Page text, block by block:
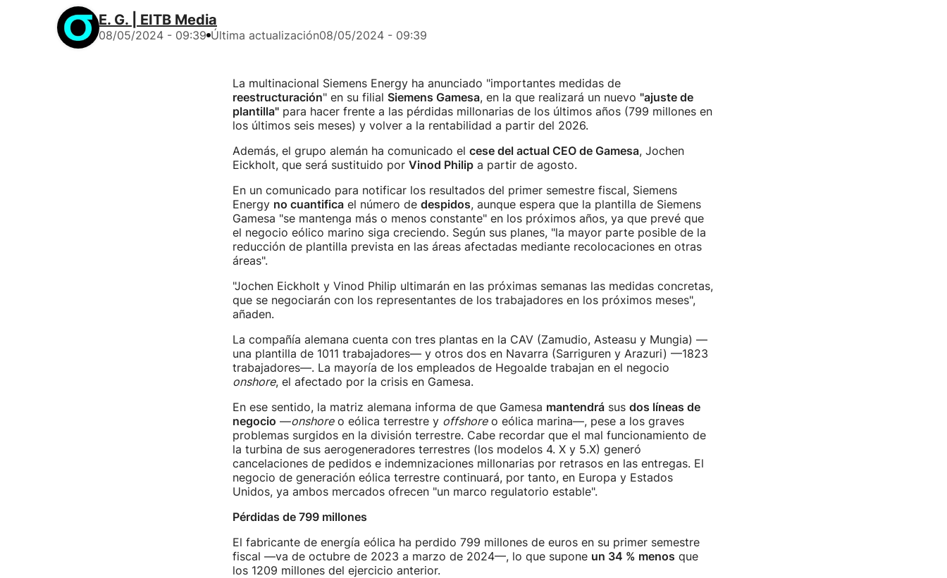
E. G. | EITB Media
08/05/2024 - 09:39 Última actualización08/05/2024 - 09:39
La multinacional Siemens Energy ha anunciado "importantes medidas de
reestructuración" en su filial Siemens Gamesa, en la que realizará un nuevo "ajuste de
plantilla"para hacer frente a las pérdidas millonarias de los últimos años (799 millones en
los últimos seis meses) y volver a la rentabilidad a partir del 2026.
Además, el grupo alemán ha comunicado el cese del actual CEO de Gamesa, Jochen
Eickholt, que será sustituido por Vinod Philipa partir de agosto.
En un comunicado para notificar los resultados del primer semestre fiscal, Siemens
Energy no cuantificael número de despidos, aunque espera que la plantilla de Siemens
Gamesa "se mantenga más o menos constante" en los próximos años, ya que prevé que
el negocio eólico marino siga creciendo. Según sus planes, "la mayor parte posible de la
reducción de plantilla prevista en las áreas afectadas mediante recolocaciones en otras
áreas".
"Jochen Eickholt y Vinod Philip ultimarán en las próximas semanas las medidas concretas,
que se negociarán con los representantes de los trabajadores en los próximos meses",
añaden.
La compañía alemana cuenta con tres plantas en la CAV (Zamudio, Asteasu y Mungia) —
una plantilla de 1011 trabajadores— y otros dos en Navarra (Sarriguren y Arazuri) —1823
trabajadores—. La mayoría de los empleados de Hegoalde trabajan en el negocio
onshore, el afectado por la crisis en Gamesa.
En ese sentido, la matriz alemana informa de que Gamesa mantendrásus dos líneas de
negocio —onshoreo eólica terrestre y offshoreo eólica marina—, pese a los graves
problemas surgidos en la división terrestre. Cabe recordar que el mal funcionamiento de
la turbina de sus aerogeneradores terrestres (los modelos 4. X y 5.X) generó
cancelaciones de pedidos e indemnizaciones millonarias por retrasos en las entregas. El
negocio de generación eólica terrestre continuará, por tanto, en Europa y Estados
Unidos, ya ambos mercados ofrecen "un marco regulatorio estable".
Pérdidas de 799 millones
El fabricante de energía eólica ha perdido 799 millones de euros en su primer semestre
fiscal —va de octubre de 2023 a marzo de 2024—, lo que supone un 34 % menos que
los 1209 millones del ejercicio anterior.